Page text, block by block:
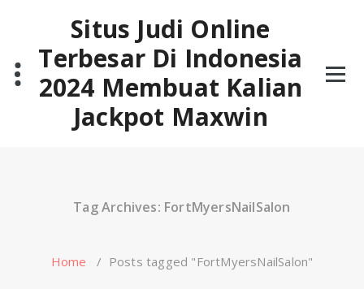
Situs Judi Online
Terbesar Di Indonesia
2024 Membuat Kalian
Jackpot Maxwin
Tag Archives: FortMyersNailSalon
Home / Posts tagged "FortMyersNailSalon"